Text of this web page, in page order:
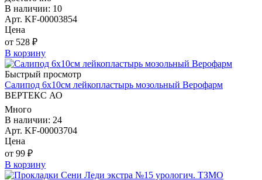
В наличии: 10
Арт. KF-00003854
Цена
от 528 ₽
В корзину
Быстрый просмотр
Салипод 6х10см лейкопластырь мозольный Верофарм
ВЕРТЕКС АО
Много
В наличии: 24
Арт. KF-00003704
Цена
от 99 ₽
В корзину